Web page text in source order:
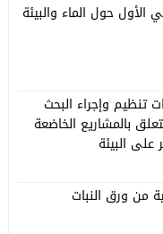
الأول حول الماء والبيئة
مرسوم كيفيات تنظيم وإجراء البحث
بالمشاريع الخاضعة
على البيئة
من ورق النبات